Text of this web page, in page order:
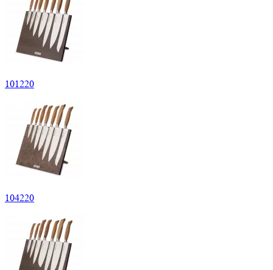
101220
104220